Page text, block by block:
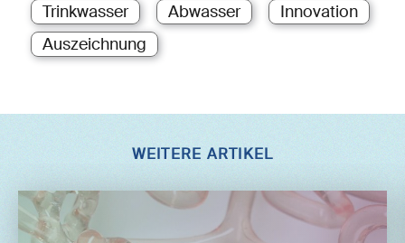
Trinkwasser Abwasser
Innovation
Auszeichnung
WEITERE ARTIKEL